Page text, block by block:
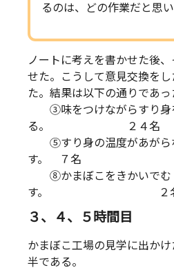
るのは、どの作業だと思い
ノートに考えを書かせた後
せた。こうして意見交換を
た。結果は以下の通りであっ
③味をつけながらすり身
る。 ２４名
⑤すり身の温度があがら
す。 ７名
⑧かまぼこをきかいでむ
す。 ２
３、４、５時間目
かまぼこ工場の見学に出か
半である。